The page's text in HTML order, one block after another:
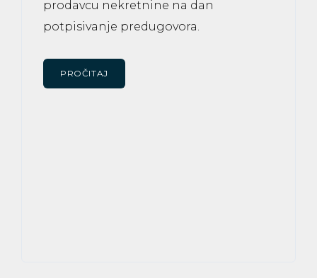
prodavcu nekretnine na dan
potpisivanje predugovora.
PROČITAJ